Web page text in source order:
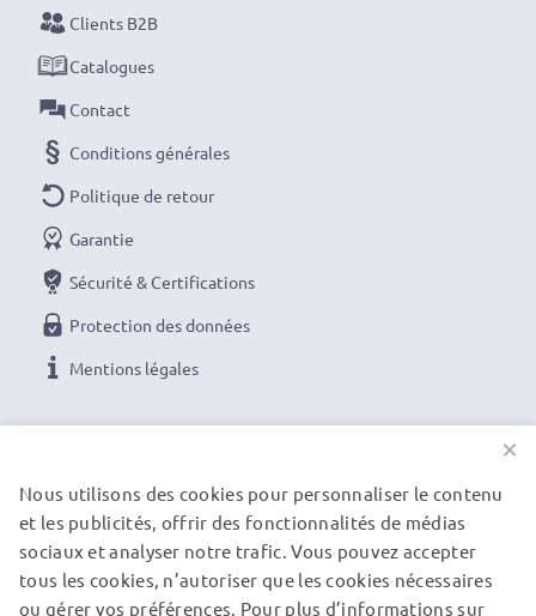
Clients B2B
Catalogues
Contact
Conditions générales
Politique de retour
Garantie
Sécurité & Certifications
Protection des données
Mentions légales
NOS PARTENAIRES DE LIVRAISON
×
Nous utilisons des cookies pour personnaliser le contenu
et les publicités, offrir des fonctionnalités de médias
sociaux et analyser notre trafic. Vous pouvez accepter
tous les cookies, n’autoriser que les cookies nécessaires
ou gérer vos préférences. Pour plus d’informations sur